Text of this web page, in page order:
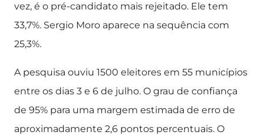
vez, é o pré-candidato mais rejeitado. Ele tem
33,7%. Sergio Moro aparece na sequência com
25,3%.
A pesquisa ouviu 1500 eleitores em 55 municípios
entre os dias 3 e 6 de julho. O grau de confiança
de 95% para uma margem estimada de erro de
aproximadamente 2,6 pontos percentuais. O